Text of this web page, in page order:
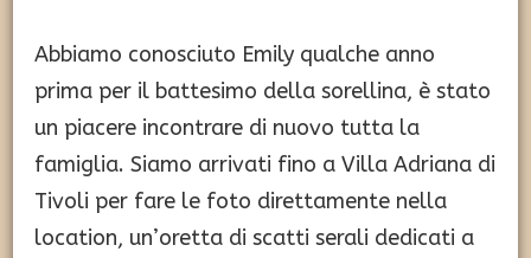
Abbiamo conosciuto Emily qualche anno
prima per il battesimo della sorellina, è stato
un piacere incontrare di nuovo tutta la
famiglia. Siamo arrivati fino a Villa Adriana di
Tivoli per fare le foto direttamente nella
location, un’oretta di scatti serali dedicati a